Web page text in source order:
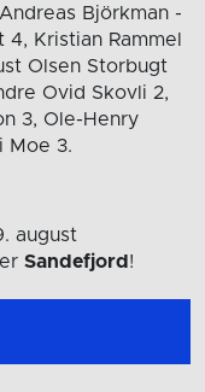
Björkman -
Kristian Rammel
Olsen Storbugt
Ovid Skovli 2,
3, Ole-Henry
Moe 3.
august
Sandefjord !